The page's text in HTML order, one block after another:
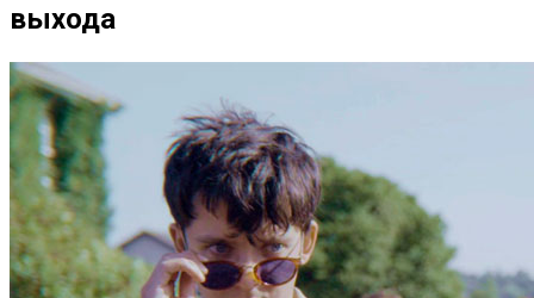
выхода